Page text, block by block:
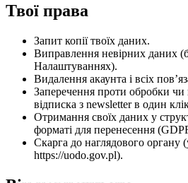
Твої права
Запит копії твоїх даних.
Виправлення невірних даних
Налаштуваннях).
Видалення акаунта і всіх
Заперечення проти обробки
відписка з newsletter в один
Отримання своїх даних у
форматі для перенесення
Скарга до наглядового
https://uodo.gov.pl).